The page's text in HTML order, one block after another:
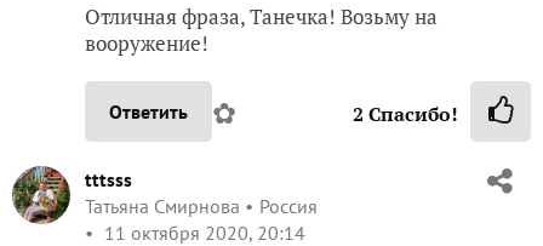
Отличная фраза, Танечка! Возьму на
вооружение!
Ответить ✿ 2 Спасибо!
tttsss
Татьяна Смирнова
Россия
11 октября 2020, 20:14